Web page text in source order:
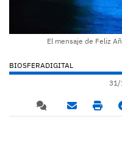
El mensaje de Feliz
BIOSFERADIGITAL
31/